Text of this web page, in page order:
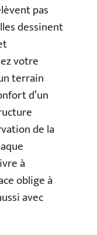
pas
dessinent
votre
terrain
d’un
de la
à
oblige à
avec